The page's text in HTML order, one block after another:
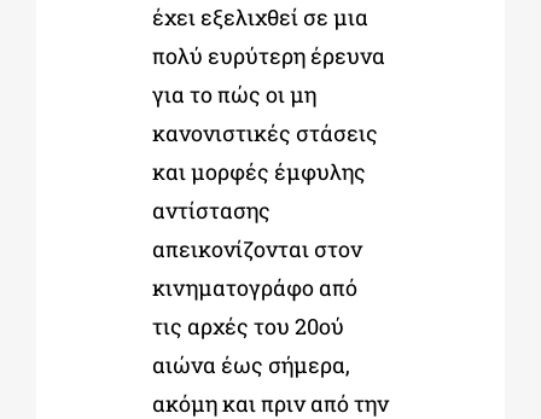
έχει εξελιχθεί σε μια
πολύ ευρύτερη έρευνα
για το πώς οι μη
κανονιστικές στάσεις
και μορφές έμφυλης
αντίστασης
απεικονίζονται στον
κινηματογράφο από
τις αρχές του 20ού
αιώνα έως σήμερα,
ακόμη και πριν από την